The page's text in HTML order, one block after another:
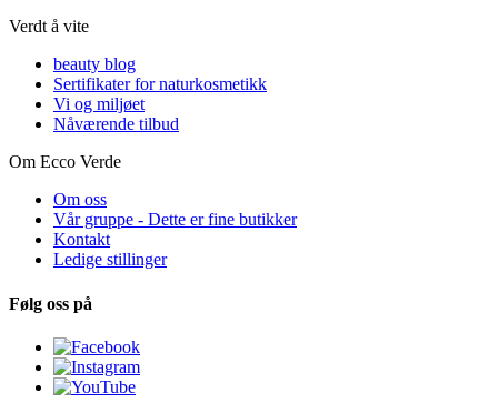
Verdt å vite
beauty blog
Sertifikater for naturkosmetikk
Vi og miljøet
Nåværende tilbud
Om Ecco Verde
Om oss
Vår gruppe - Dette er fine butikker
Kontakt
Ledige stillinger
Følg oss på